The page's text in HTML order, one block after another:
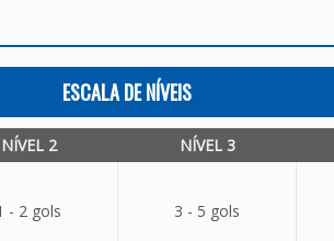
ESCALA DE NÍVEIS
NÍVEL 2 NÍVEL 3
- 2 gols 3 - 5 gols